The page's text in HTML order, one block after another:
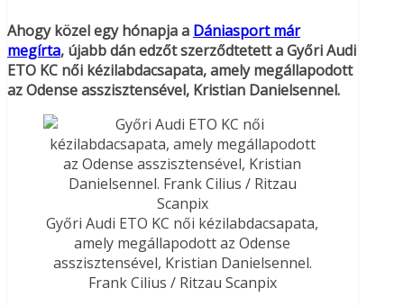
Ahogy közel egy hónapja a Dániasport már
megírta, újabb dán edzőt szerződtetett a Győri Audi
ETO KC női kézilabdacsapata, amely megállapodott
az Odense asszisztensével, Kristian Danielsennel.
Győri Audi ETO KC női kézilabdacsapata,
amely megállapodott az Odense
asszisztensével, Kristian Danielsennel.
Frank Cilius / Ritzau Scanpix